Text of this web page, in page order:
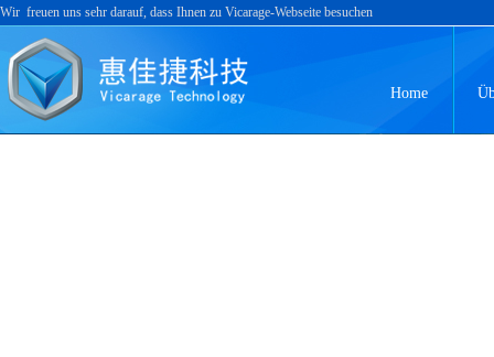
Wir freuen uns sehr darauf, dass Ihnen zu Vicarage-Webseite besuchen
Home